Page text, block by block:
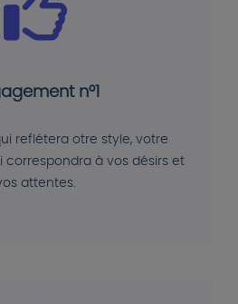
n°1
reflétera otre style, votre
correspondra à vos désirs et
attentes.